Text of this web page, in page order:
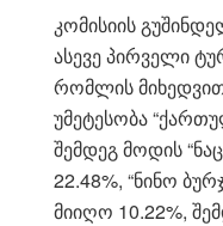
კომისიის
ასევე პირველი
რომლის
უმეტესობა
შემდეგ მოდის
22.48%, “ნინო
მიიღო 10.22%,